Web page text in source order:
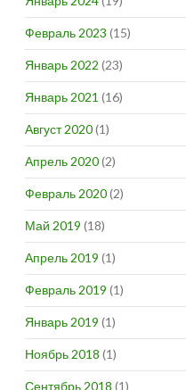
Февраль 2023 (15)
Январь 2022 (23)
Январь 2021 (16)
Август 2020(1)
Апрель 2020(2)
Февраль 2020(2)
Май 2019 (18)
Апрель 2019 (1)
Февраль 2019 (1)
Январь 2019 (1)
Ноябрь 2018 (1)
Сентябрь 2018 (1)